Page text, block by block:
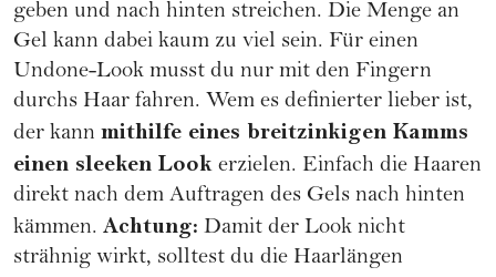
geben und nach hinten streichen. Die Menge an
Gel kann dabei kaum zu viel sein. Für einen
Undone-Look musst du nur mit den Fingern
durchs Haar fahren. Wem es definierter lieber ist,
der kann mithilfe eines breitzinkigen Kamms
einen sleeken Look erzielen. Einfach die Haaren
direkt nach dem Auftragen des Gels nach hinten
kämmen. Achtung: Damit der Look nicht
strähnig wirkt, solltest du die Haarlängen